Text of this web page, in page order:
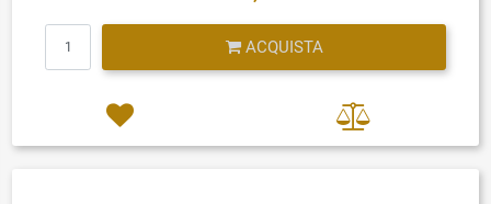
ACQUISTA